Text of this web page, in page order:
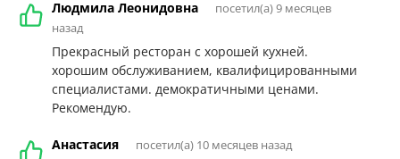
Людмила Леонидовна
посетил(а) 9 месяцев
назад
Прекрасный ресторан с хорошей кухней.
хорошим обслуживанием, квалифицированными
специалистами. демократичными ценами.
Рекомендую.
Анастасия посетил(а) 10 месяцев назад